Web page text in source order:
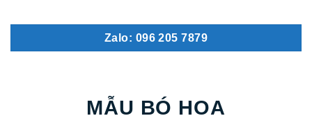
Zalo: 096 205 7879
MẪU BÓ HOA